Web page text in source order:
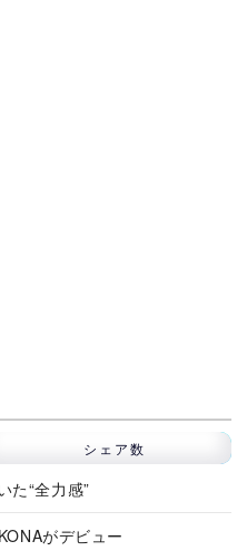
シェア数
た“全力感”
がデビュー